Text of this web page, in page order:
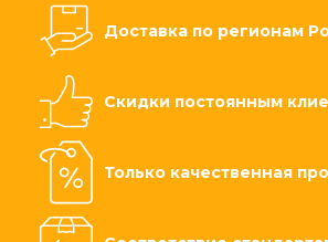
Доставка по регионам
Скидки постоянным
Только качественная